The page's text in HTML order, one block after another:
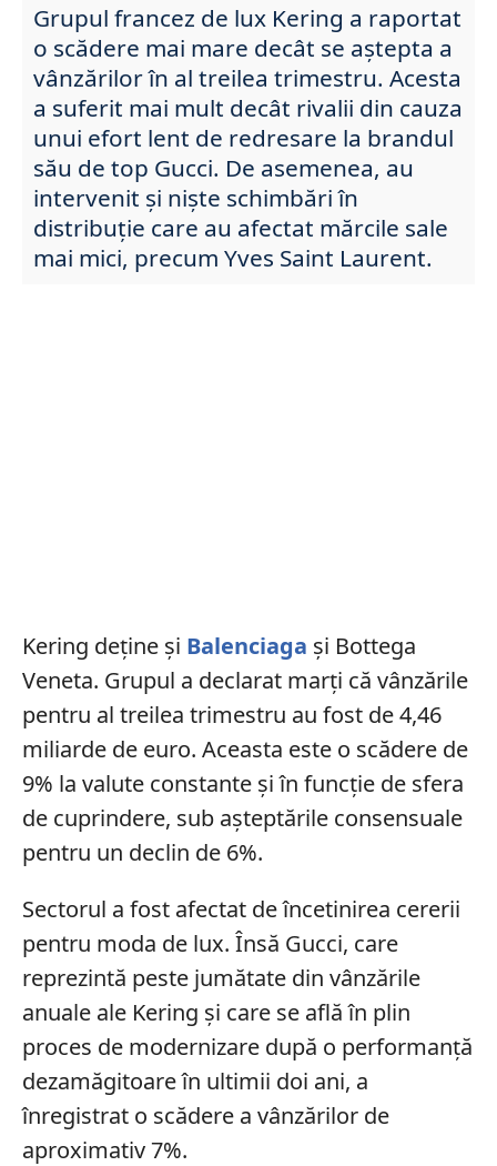
Grupul francez de lux Kering a raportat
o scădere mai mare decât se aștepta a
vânzărilor în al treilea trimestru. Acesta
a suferit mai mult decât rivalii din cauza
unui efort lent de redresare la brandul
său de top Gucci. De asemenea, au
intervenit și niște schimbări în
distribuție care au afectat mărcile sale
mai mici, precum Yves Saint Laurent.
Kering deține și Balenciaga și Bottega
Veneta. Grupul a declarat marți că vânzările
pentru al treilea trimestru au fost de 4,46
miliarde de euro. Aceasta este o scădere de
9% la valute constante și în funcție de sfera
de cuprindere, sub așteptările consensuale
pentru un declin de 6%.
Sectorul a fost afectat de încetinirea cererii
pentru moda de lux. Însă Gucci, care
reprezintă peste jumătate din vânzările
anuale ale Kering și care se află în plin
proces de modernizare după o performanță
dezamăgitoare în ultimii doi ani, a
înregistrat o scădere a vânzărilor de
aproximativ 7%.